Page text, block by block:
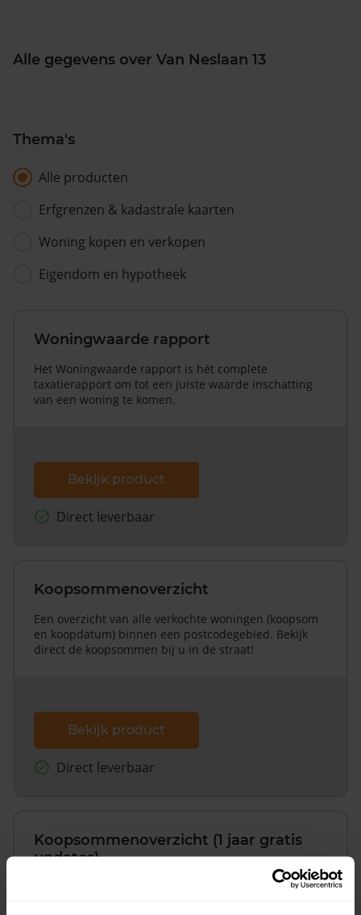
Alle gegevens over Van Neslaan 13
Thema's
Alle producten
Erfgrenzen & kadastrale kaarten
Woning kopen en verkopen
Eigendom en hypotheek
Woningwaarde rapport
Het Woningwaarde rapport is hét complete
taxatierapport om tot een juiste waarde inschatting
van een woning te komen.
Bekijk product
Direct leverbaar
Koopsommenoverzicht
Een overzicht van alle verkochte woningen (koopsom
en koopdatum) binnen een postcodegebied. Bekijk
direct de koopsommen bij u in de straat!
Bekijk product
Direct leverbaar
Koopsommenoverzicht (1 jaar gratis
updates)